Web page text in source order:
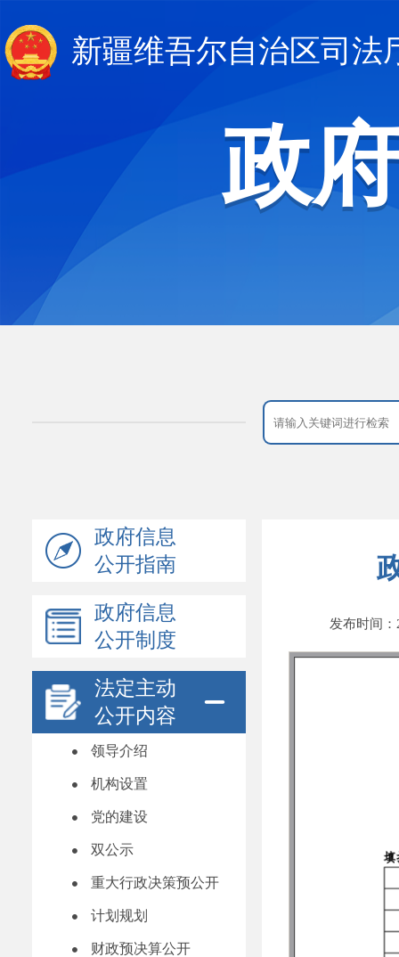
新疆维吾尔自治区司法
政
政府信息
公开指南
政府信息
公开制度
法定主动
公开内容
领导介绍
机构设置
党的建设
双公示
重大行政决策预公开
计划规划
财政预决算公开
发布时间：